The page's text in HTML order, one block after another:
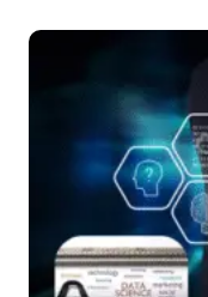
दा
पा
सू
न
व्या
व